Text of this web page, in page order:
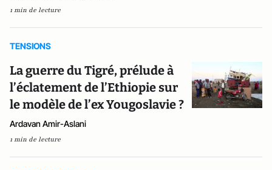
1 min de lecture
TENSIONS
La guerre du Tigré, prélude à
l’éclatement de l’Ethiopie sur
le modèle de l’ex Yougoslavie ?
Ardavan Amir-Aslani
1 min de lecture